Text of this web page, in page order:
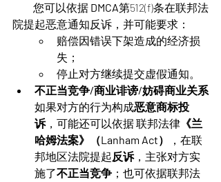
          您可以依据
DMCA第512(f)条在联邦法
院提起恶意通知反诉，并可能要求：
赔偿因错误下架造成的经济损
失；
停止对方继续提交虚假通知。
不正当竞争/商业诽谤/妨碍商业关系
如果对方的行为构成恶意商标投
诉，可能还可以依据 联邦法律 《兰
哈姆法案》（Lanham Act）
，在联
邦地区法院提起反诉，主张对方实
施了不正当竞争 ；也可依据联邦法